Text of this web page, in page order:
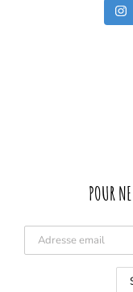
POUR